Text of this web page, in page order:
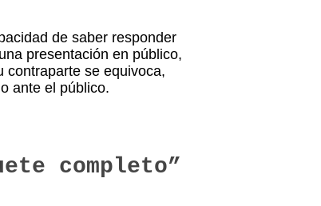
de saber responder
presentación en público,
contraparte se equivoca,
ante el público.
completo”